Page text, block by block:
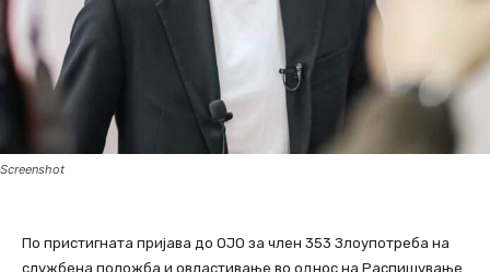
Screenshot
По пристигната пријава до ОЈО за член 353 Злоупотреба на
службена положба и овластивање во однос на Распишување